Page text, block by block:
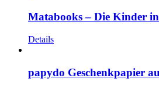
Matabooks – Die Kinder
Details
papydo Geschenkpapier